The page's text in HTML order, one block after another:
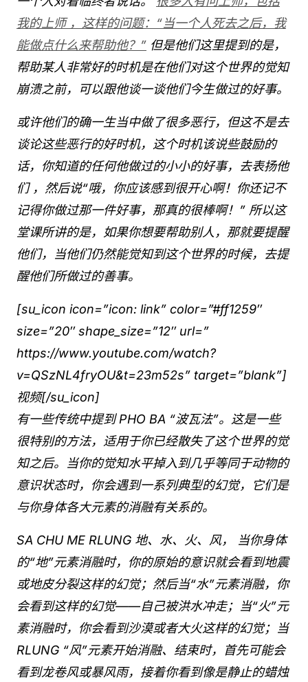
我的上师 ，这样的问题：“当一个人死去之后，我
能做点什么来帮助他？” 但是他们这里提到的是，
帮助某人非常好的时机是在他们对这个世界的觉知
崩溃之前，可以跟他谈一谈他们今生做过的好事。
或许他们的确一生当中做了很多恶行，但这不是去
谈论这些恶行的好时机，这个时机该说些鼓励的
话，你知道的任何他做过的小小的好事，去表扬他
们 ，然后说“哦，你应该感到很开心啊！你还记不
记得你做过那一件好事，那真的很棒啊！” 所以这
堂课所讲的是，如果你想要帮助别人，那就要提醒
他们，当他们仍然能觉知到这个世界的时候，去提
醒他们所做过的善事。
[su_icon icon=”icon: link” color=”#ff1259″
size=”20″ shape_size=”12″ url=”
https://www.youtube.com/watch?
v=QSzNL4fryOU&t=23m52s” target=”blank”]
视频[/su_icon]
有一些传统中提到 PHO BA “波瓦法”。这是一些
很特别的方法，适用于你已经散失了这个世界的觉
知之后。当你的觉知水平掉入到几乎等同于动物的
意识状态时，你会遇到一系列典型的幻觉，它们是
与你身体各大元素的消融有关系的。
SA CHU ME RLUNG 地、水、火、风， 当你身体
的“地”元素消融时，你的原始的意识就会看到地震
或地皮分裂这样的幻觉；然后当“水”元素消融，你
会看到这样的幻觉——自己被洪水冲走；当“火”元
素消融时，你会看到沙漠或者大火这样的幻觉；当
RLUNG “风”元素开始消融、结束时，首先可能会
看到龙卷风或暴风雨，接着你看到像是静止的蜡烛